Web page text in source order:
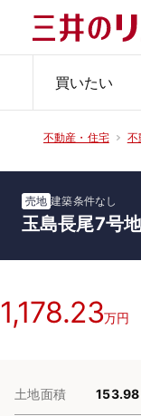
買いたい
不動産・住宅 不
売地 建築条件なし
玉島長尾7号地
1,178.23万円
土地面積 153.98